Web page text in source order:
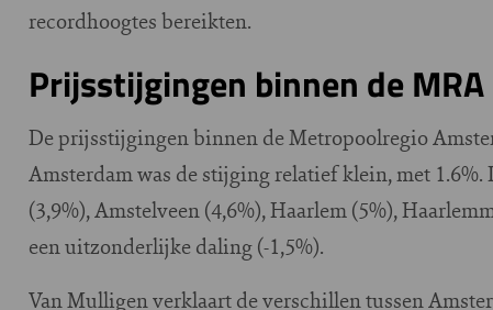
recordhoogtes bereikten.
Prijsstijgingen binnen de MRA
De prijsstijgingen binnen de Metropoolregio
Amsterdam was de stijging relatief klein, met
(3,9%), Amstelveen (4,6%), Haarlem (5%),
een uitzonderlijke daling (-1,5%).
Van Mulligen verklaart de verschillen tussen